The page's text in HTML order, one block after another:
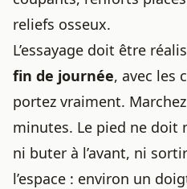
reliefs osseux.
L’essayage doit être
fin de journée, avec les
portez vraiment.
minutes. Le pied ne doit
ni buter à l’avant, ni
l’espace : environ un